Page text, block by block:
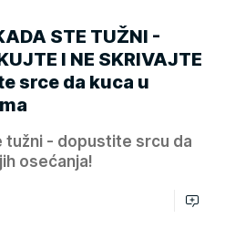
STE TUŽNI -
I NE SKRIVAJTE
srce da kuca u
tužni - dopustite srcu da
osećanja!